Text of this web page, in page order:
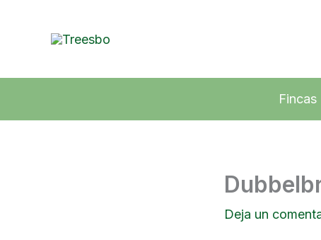
Fincas
Deja un